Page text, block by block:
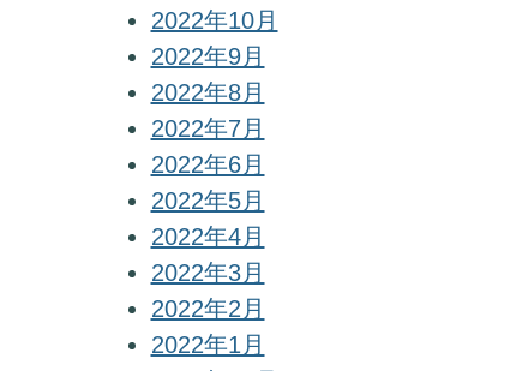
2022年10月
2022年9月
2022年8月
2022年7月
2022年6月
2022年5月
2022年4月
2022年3月
2022年2月
2022年1月